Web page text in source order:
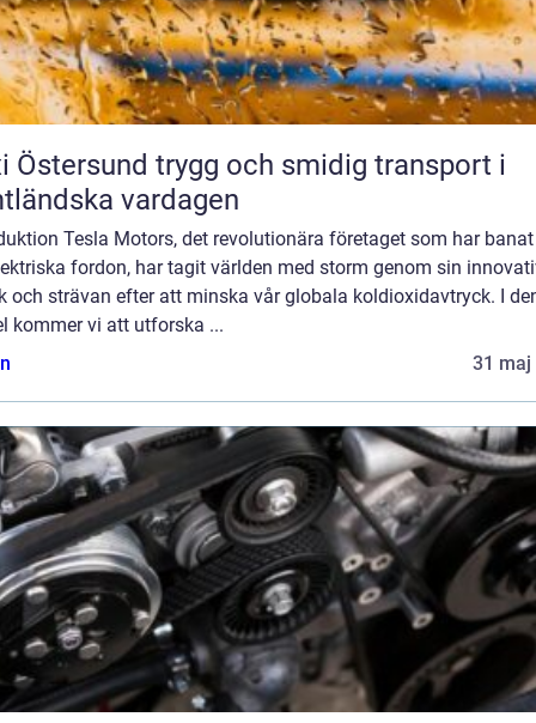
trygg och smidig transport i
vardagen
Tesla Motors, det revolutionära företaget som har
fordon, har tagit världen med storm genom sin
och strävan efter att minska vår globala koldioxidavtryck. I
kommer vi att utforska ...
31 maj